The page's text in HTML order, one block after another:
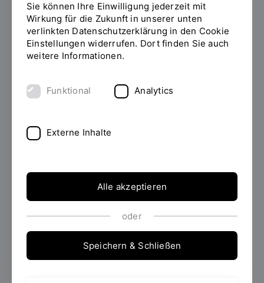
Roll-Out Event des
Projekts VReduMED:
XR in der
Pflegebildung
der OTH Regensburg, Standort Prüfening,
das Roll-Out Event des Interreg Central
ganz im Zeichen des gemeinsamen
Austauschs über didaktische Konzepte,
praktische Einsatzmöglichkeiten von
Sie können Ihre Einwilligung jederzeit mit
Wirkung für die Zukunft in unserer unten
verlinkten Datenschutzerklärung in den Cookie
Einstellungen widerrufen. Dort finden Sie auch
weitere Informationen.
Funktional Analytics
Externe Inhalte
Alle akzeptieren
oder
Speichern & Schließen